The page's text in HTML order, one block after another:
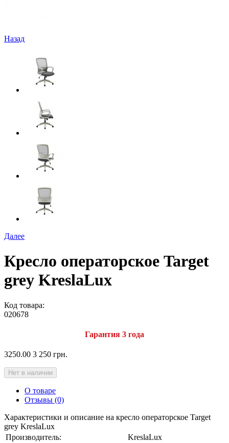
Назад
Далее
Кресло операторское Target
grey KreslaLux
Код товара:
020678
Гарантия 3 года
3250.00 3 250 грн.
Нет в наличии
О товаре
Отзывы (0)
Характеристики и описание на кресло операторское Target
grey KreslaLux
Производитель:
KreslaLux